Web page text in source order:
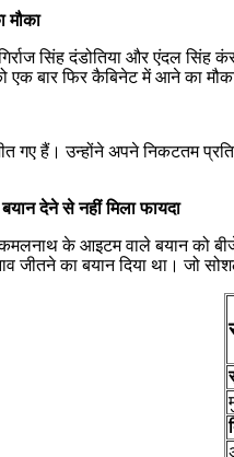
मौका
सिंह दंडोतिया और एंदल
एक बार फिर कैबिनेट में आने का
गए हैं। उन्होंने अपने निकटतम
देने से नहीं मिला फायदा
के आइटम वाले बयान को
जीतने का बयान दिया था। जो